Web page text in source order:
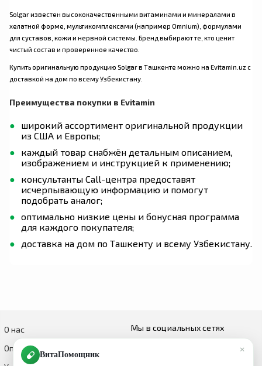
Solgar известен высококачественными витаминами и минералами в
хелатной форме, мультикомплексами (например Omnium), формулами
для суставов, кожи и нервной системы. Бренд выбирают те, кто ценит
чистый состав и проверенное качество.
Купить оригинальную продукцию Solgar в Ташкенте можно на Evitamin.uz с
доставкой на дом по всему Узбекистану.
Преимущества покупки в Evitamin
широкий ассортимент оригинальной продукции
из США и Европы;
каждый товар снабжён детальным описанием,
изображением и инструкцией к применению;
консультанты Call-центра предоставят
исчерпывающую информацию и помогут
подобрать аналог;
оптимально низкие цены и бонусная программа
для каждого покупателя;
доставка на дом по Ташкенту и всему Узбекистану.
О нас
Оплата и доставка
Мы в социальных сетях
×
ВитаПомощник